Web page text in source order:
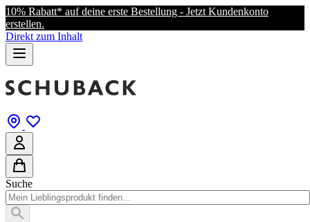
10% Rabatt* auf deine erste Bestellung - Jetzt Kundenkonto
erstellen.
Direkt zum Inhalt
Suche